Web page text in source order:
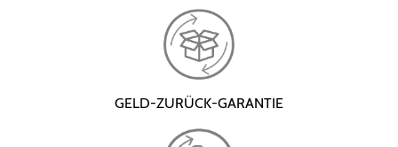
GELD-ZURÜCK-GARANTIE